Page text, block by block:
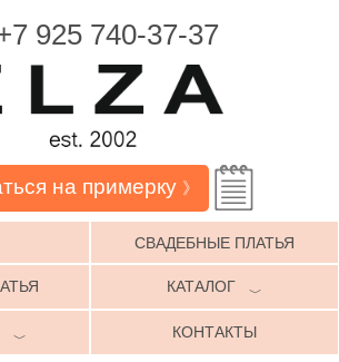
925 740-37-37
на примерку 》
СВАДЕБНЫЕ ПЛАТЬЯ
КАТАЛОГ ﹀
﹀ КОНТАКТЫ